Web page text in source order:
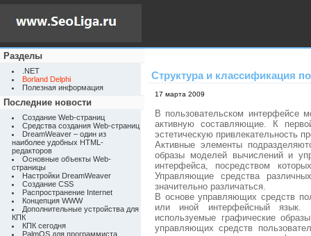
Разделы
.NET
Borland Delphi
Полезная информация
Последние новости
Создание Web-страниц
Средства создания Web-страниц
DreamWeaver – один из
наиболее удобных HTML-
редакторов
Основные объекты Web-
страницы
Настройки DreamWeaver
Создание CSS
Распространение Internet
Концепция WWW
Дополнительные устройства для
КПК
КПК сегодня
PalmOS для программиста
Структура и классификация
17 марта 2009
В пользовательском интерфейсе
активную составляющие. К
эстетическую привлекательность
Активные элементы
образы моделей вычислений и
интерфейса, посредством
Управляющие средства
значительно различаться.
В основе управляющих средств
или иной интерфейсный язык.
используемые графические
управляющих средств